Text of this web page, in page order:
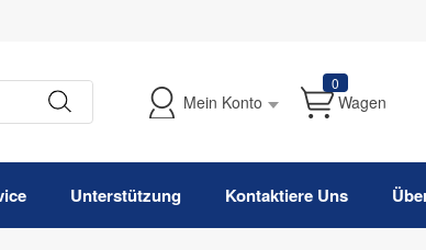
Mein Konto
0
Wagen
Unterstützung Kontaktiere Uns